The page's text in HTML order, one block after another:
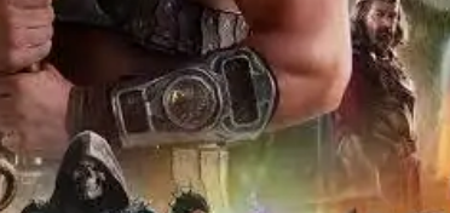
टॉप रील्स
इंडिया झारखंड